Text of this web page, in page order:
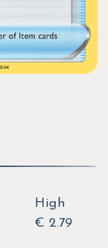
High
€ 2.79